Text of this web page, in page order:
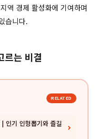
역 경제 활성화에 기여하며
습니다.
르는 비결
RELATED
인기 인형뽑기와 즐길